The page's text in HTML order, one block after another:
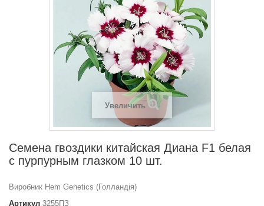
Увеличить
Семена гвоздики китайская Диана F1 белая
с пурпурным глазком 10 шт.
Виробник Hem Genetics (Голландія)
Артикул 3255ПЗ